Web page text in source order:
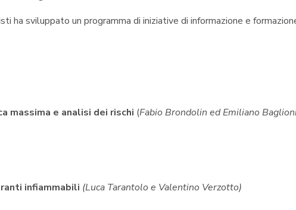
ha sviluppato un programma di iniziative di informazione e
e analisi dei rischi (Fabio Brondolin ed Emiliano
infiammabili (Luca Tarantolo e Valentino Verzotto)